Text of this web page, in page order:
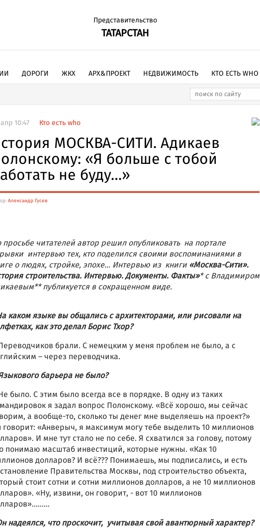
Представительство
ТАТАРСТАН
ДОРОГИ ЖКХ АРХ&ПРОЕКТ НЕДВИЖИМОСТЬ КТО ЕСТЬ WHO
10:47 Кто есть who
МОСКВА-СИТИ. Адикаев
«Я больше с тобой
не буду…»
Александр Гусев
просьбе читателей автор решил опубликовать на портале
интервью тех, кто поделился своими воспоминаниями в
о людях, стройке, эпохе… Интервью из книги «Москва-Сити».
строительства. Интервью. Документы. Факты»* с Владимиром
публикуется в сокращенном виде.
каком языке вы общались с архитекторами, или рисовали на
как это делал Борис Тхор?
брали. С немецким у меня проблем не было, а с
– через переводчика.
барьера не было?
было. С этим было всегда все в порядке. В одну из таких
я задал вопрос Полонскому. «Всё хорошо, мы сейчас
а вообще-то, сколько ты денег мне выделяешь на проект?»
говорит: «Анверыч, я максимум могу тебе выделить 10 миллионов
И мне тут стало не по себе. Я схватился за голову, потому
понимаю масштаб инвестиций, которые нужны. «Как 10
долларов? И всё??? Понимаешь, мы подписались, и есть
Правительства Москвы, под строительство объекта,
стоит сотни и сотни миллионов долларов, а не 10 миллионов
«Ну, извини, он говорит, - вот 10 миллионов
надеялся, что проскочит, учитывая свой авантюрный характер?